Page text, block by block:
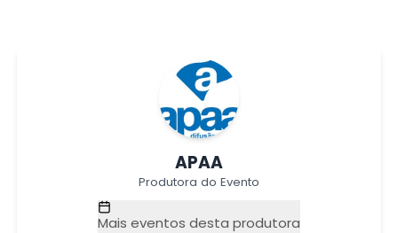
APAA
Produtora do Evento
Mais eventos desta produtora